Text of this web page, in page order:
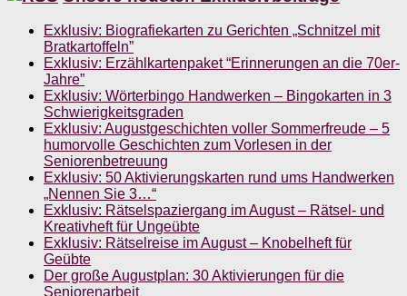
Exklusiv: Biografiekarten zu Gerichten „Schnitzel mit
Bratkartoffeln”
Exklusiv: Erzählkartenpaket “Erinnerungen an die 70er-
Jahre”
Exklusiv: Wörterbingo Handwerken – Bingokarten in 3
Schwierigkeitsgraden
Exklusiv: Augustgeschichten voller Sommerfreude – 5
humorvolle Geschichten zum Vorlesen in der
Seniorenbetreuung
Exklusiv: 50 Aktivierungskarten rund ums Handwerken
„Nennen Sie 3…“
Exklusiv: Rätselspaziergang im August – Rätsel- und
Kreativheft für Ungeübte
Exklusiv: Rätselreise im August – Knobelheft für
Geübte
Der große Augustplan: 30 Aktivierungen für die
Seniorenarbeit